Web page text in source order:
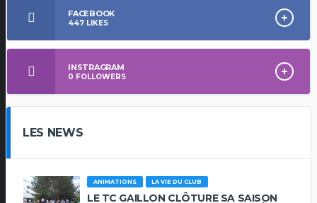
FACEBOOK
447 LIKES
INSTRAGRAM
0 FOLLOWERS
LES NEWS
ANIMATIONS LA VIE DU CLUB
LE TC GAILLON CLÔTURE SA SAISON